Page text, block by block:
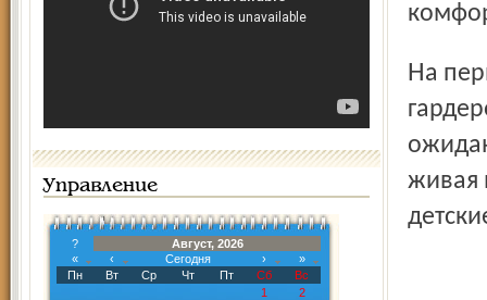
Управление
?
Август, 2026
«
‹ Сегодня ›
»
Пн
Вт Ср Чт Пт Сб
Вс
1
2
На первом и втором этажах здания сделаны большие
живая